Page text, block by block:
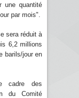
une quantité
par mois".
sera réduit à
6,2 millions
barils/jour en
cadre des
du Comité